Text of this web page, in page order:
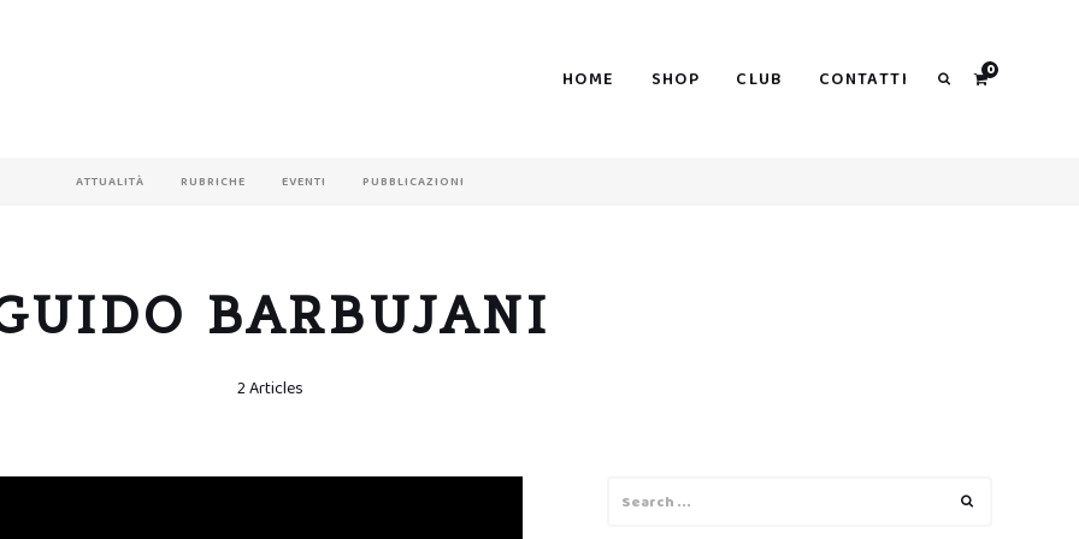
HOME SHOP CLUB CONTATTI 0
ATTUALITÀ RUBRICHE EVENTI PUBBLICAZIONI
BARBUJANI
2 Articles
for: